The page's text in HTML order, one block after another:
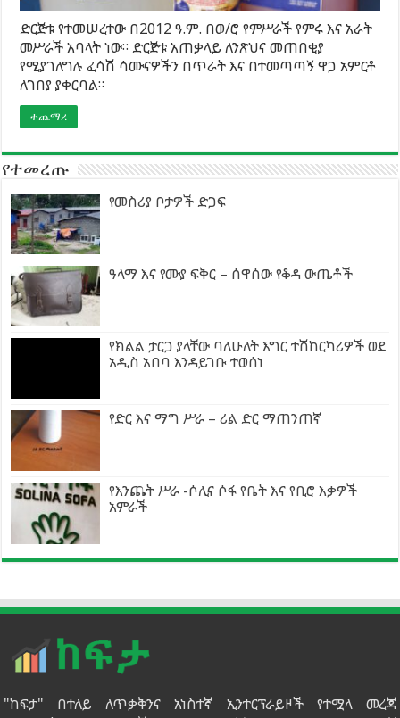
ድርጅቱ የተመሠረተው በ2012 ዓ.ም. በወ/ሮ የምሥራች የምሩ እና አራት
መሥራች አባላት ነው። ድርጅቱ አጠቃላይ ለንጽህና መጠበቂያ
የሚያገለግሉ ፈሳሽ ሳሙናዎችን በጥራት እና በተመጣጣኝ ዋጋ አምርቶ
ለገበያ ያቀርባል።
ተጨማሪ
የተመረጡ
የመስሪያ ቦታዎች ድጋፍ
ዓላማ እና የሙያ ፍቅር – ሰዋሰው የቆዳ ውጤቶች
የክልል ታርጋ ያላቸው ባለሁለት እግር ተሽከርካሪዎች ወደ
አዲስ አበባ እንዳይገቡ ተወሰነ
የድር እና ማግ ሥራ – ሪል ድር ማጠንጠኛ
የእንጨት ሥራ -ሶሊና ሶፋ የቤት እና የቢሮ እቃዎች
አምራች
"ከፍታ" በተለይ ለጥቃቅንና አነስተኛ ኢንተርፕራይዞች የተሟላ መረጃ